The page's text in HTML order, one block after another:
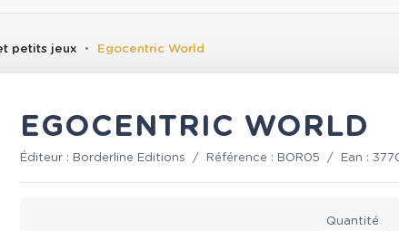
petits jeux Egocentric World
EGOCENTRIC WORLD
Éditeur : Borderline Editions / Référence : BOR05 / Ean :
Quantité